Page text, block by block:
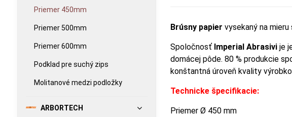
Brúsny papier vysekaný na
Spoločnosť Imperial Abrasivi je
domácej pôde. 80 % produkcie
konštantná úroveň kvality
Technicke špecifikacie:
Priemer Ø 450 mm
Priemer 450mm
Priemer 500mm
Priemer 600mm
Podklad pre suchý zips
Molitanové medzi podložky
ARBORTECH